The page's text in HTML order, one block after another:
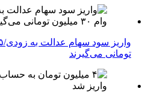
تومانی می‌گیرند